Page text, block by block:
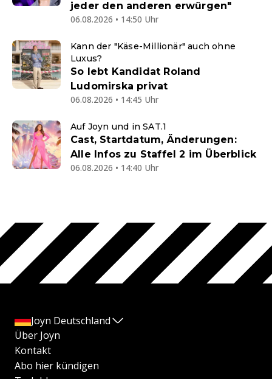
jeder den anderen erwürgen"
06.08.2026 • 14:50 Uhr
Kann der "Käse-Millionär" auch ohne
Luxus?
So lebt Kandidat Roland
Ludomirska privat
06.08.2026 • 14:45 Uhr
Auf Joyn und in SAT.1
Cast, Startdatum, Änderungen:
Alle Infos zu Staffel 2 im Überblick
06.08.2026 • 14:40 Uhr
Joyn Deutschland
Über Joyn
Kontakt
Abo hier kündigen